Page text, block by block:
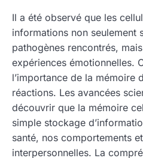
Il a été observé que les
informations non seulement
pathogènes rencontrés,
expériences émotionnelles.
l’importance de la mémoire
réactions. Les avancées
découvrir que la mémoire
simple stockage
santé, nos comportements
interpersonnelles. La